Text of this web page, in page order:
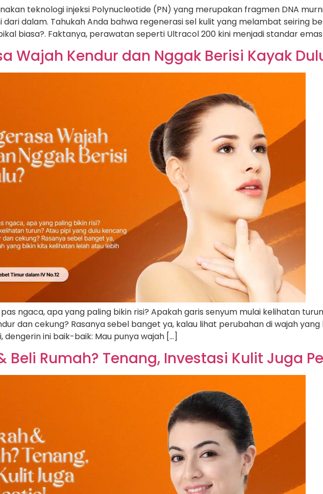
teknologi injeksi Polynucleotide (PN) yang merupakan fragmen DNA
dalam. Tahukah Anda bahwa regenerasi sel kulit yang melambat seiring
biasa?. Faktanya, perawatan seperti Ultracol 200 kini menjadi standar
Wajah Kendur dan Nggak Berisi Kayak
ngaca, apa yang paling bikin risi? Apakah garis senyum mulai kelihatan
dan cekung? Rasanya sebel banget ya, kalau lihat perubahan di wajah
dengerin ini baik-baik: Mau punya wajah […]
Beli Rumah? Tenang, Investasi Kulit Juga